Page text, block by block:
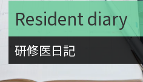
Resident diary
研修医日記